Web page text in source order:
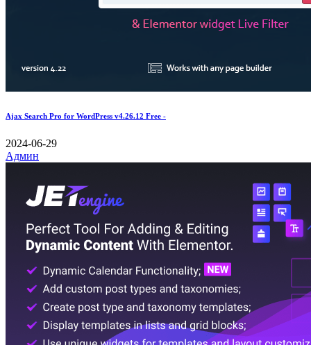
Ajax Search Pro for WordPress v4.26.12 Free -
2024-06-29
Админ